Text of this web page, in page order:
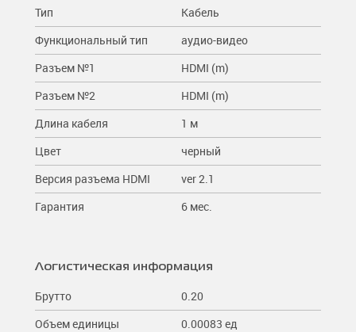
Тип
Кабель
Функциональный тип
аудио-видео
Разъем №1
HDMI (m)
Разъем №2
HDMI (m)
Длина кабеля
1 м
Цвет
черный
Версия разъема HDMI
ver 2.1
Гарантия
6 мес.
Логистическая информация
Брутто
0.20
Объем единицы
0.00083 ед